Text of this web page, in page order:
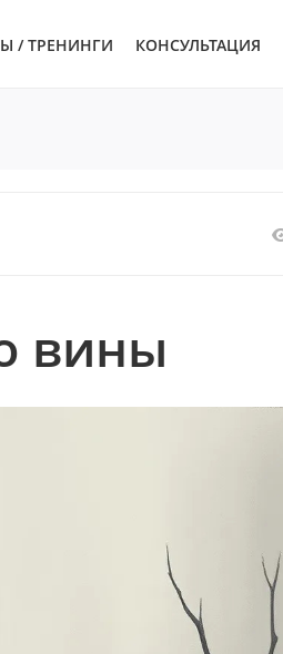
/ ТРЕНИНГИ КОНСУЛЬТАЦИЯ
вины